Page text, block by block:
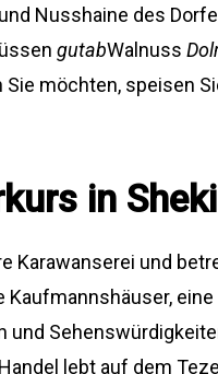
Nusshaine des
gutabWalnuss
Sie möchten, speisen
in
Karawanserei und
Kaufmannshäuser,
und
lebt auf dem